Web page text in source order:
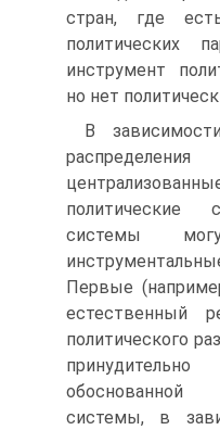
стран, где
политических
инструмент
но нет
В
политические
системы
Первые
естественный
политического
обоснованной
системы, в